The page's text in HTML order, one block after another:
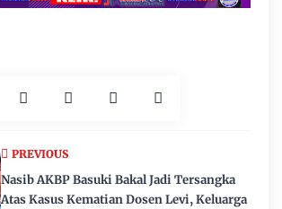
PREVIOUS
Nasib AKBP Basuki Bakal Jadi Tersangka
Atas Kasus Kematian Dosen Levi, Keluarga